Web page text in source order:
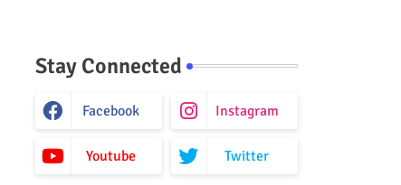
Stay Connected
Facebook Instagram
Youtube Twitter